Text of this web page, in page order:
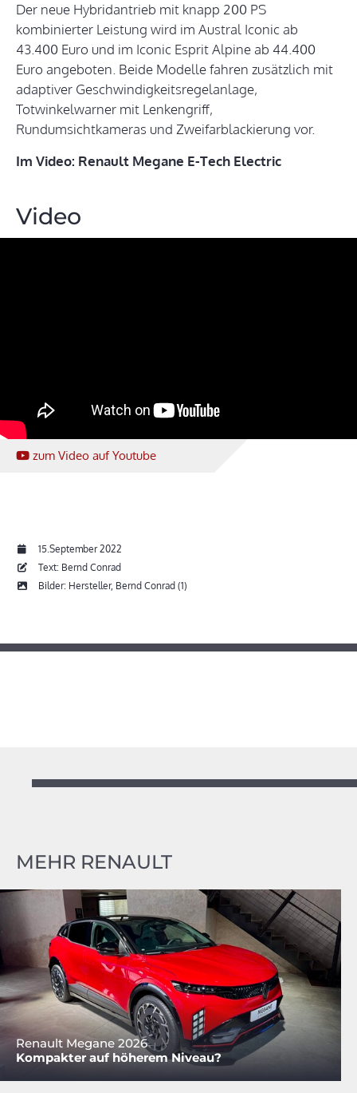
Der neue Hybridantrieb mit knapp 200 PS
kombinierter Leistung wird im Austral Iconic ab
43.400 Euro und im Iconic Esprit Alpine ab 44.400
Euro angeboten. Beide Modelle fahren zusätzlich mit
adaptiver Geschwindigkeitsregelanlage,
Totwinkelwarner mit Lenkengriff,
Rundumsichtkameras und Zweifarblackierung vor.
Im Video: Renault Megane E-Tech Electric
Video
zum Video auf Youtube
15.September 2022
Text: Bernd Conrad
Bilder: Hersteller, Bernd Conrad (1)
MEHR RENAULT
Renault Megane 2026
Kompakter auf höherem Niveau?